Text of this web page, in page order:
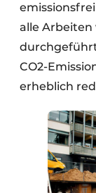
alle
CO2-
erheblich